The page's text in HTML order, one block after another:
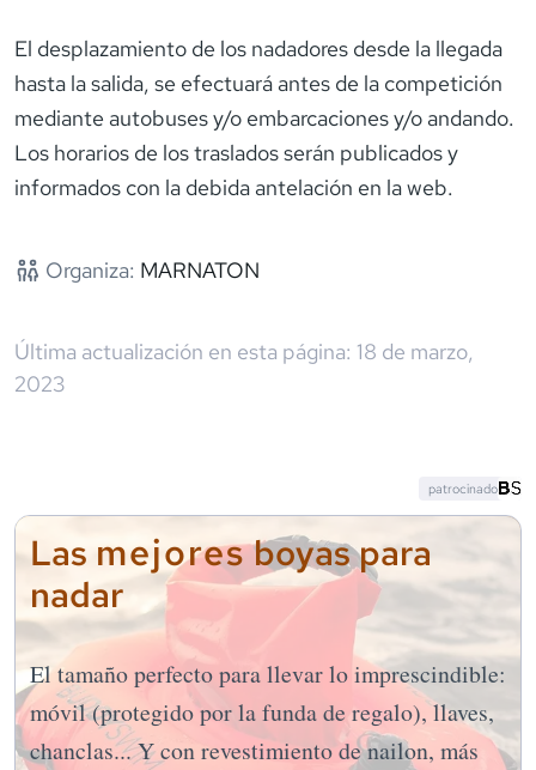
El desplazamiento de los nadadores desde la llegada
hasta la salida, se efectuará antes de la competición
mediante autobuses y/o embarcaciones y/o andando.
Los horarios de los traslados serán publicados y
informados con la debida antelación en la web.
Organiza: MARNATON
Última actualización en esta página: 18 de marzo,
2023
Las mejoresboyas para
nadar
El tamaño perfecto para llevar lo imprescindible:
móvil (protegido por la funda de regalo), llaves,
chanclas... Y con revestimiento de nailon, más
patrocinado